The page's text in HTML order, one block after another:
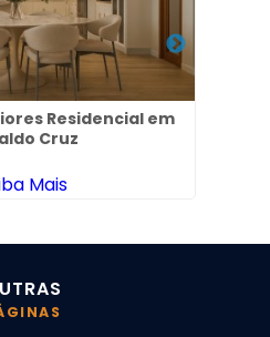
Residencial em
Cruz
Mais